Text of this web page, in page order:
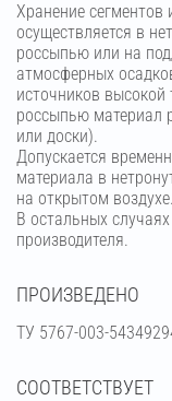
Хранение сегментов
осуществляется в
россыпью или на
атмосферных
источников
россыпью материал
или доски).
Допускается
материала в
на открытом воздухе.
В остальных
производителя.
ПРОИЗВЕДЕНО
ТУ 5767-003-
СООТВЕТСТВУЕТ